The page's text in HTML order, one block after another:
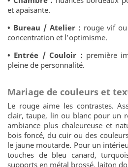
et apaisante.
• Bureau / Atelier : rouge vif
concentration et l’optimisme.
• Entrée / Couloir : première
pleine de personnalité.
Mariage de couleurs et
Le rouge aime les contrastes.
clair, taupe, lin ou blanc pour un
ambiance plus chaleureuse et
bois foncé, du cuir ou des
le jaune moutarde. Pour un
touches de bleu canard,
supports en métal brossé, laiton